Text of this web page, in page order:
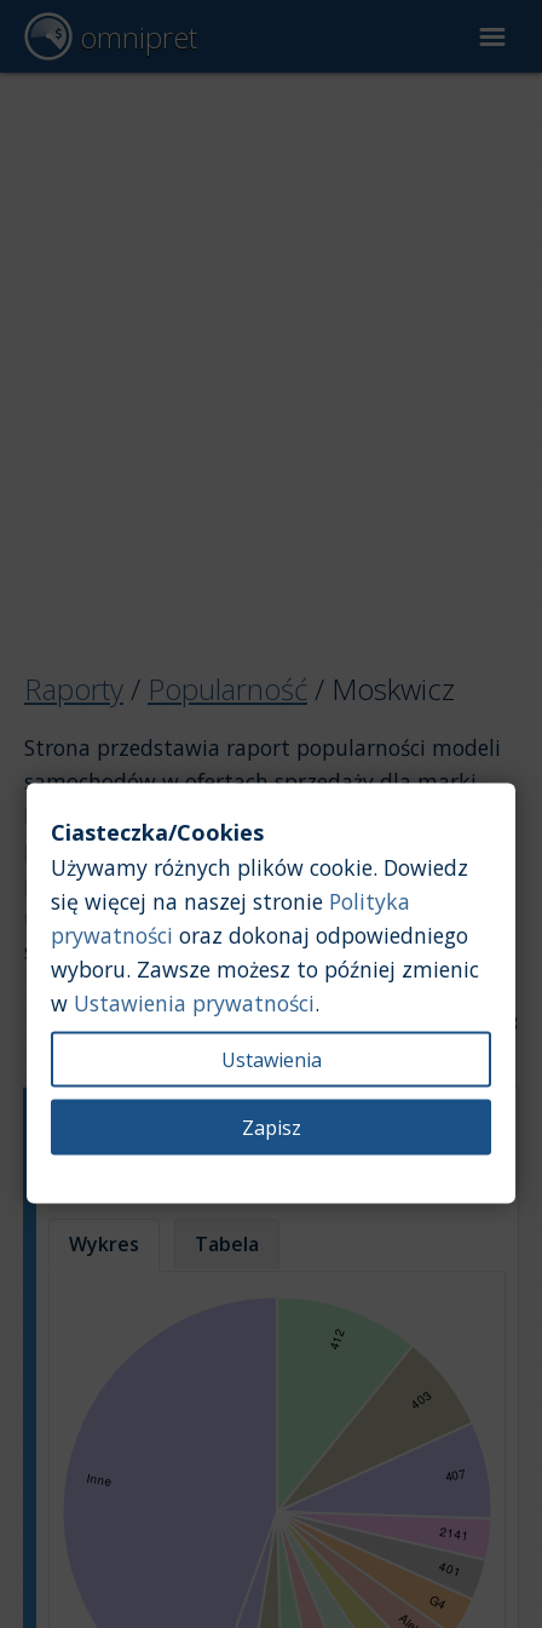
omnipret
Raporty / Popularność / Moskwicz
Strona przedstawia raport popularności modeli
samochodów w ofertach sprzedaży dla marki
podstawie ogłoszeń. Jeśli chcesz zobaczyć
popularność marki Moskwicz na tle innych
marek, kliknij w link powyżej, aby wrócić do
strony raportu ogólnego.
Data aktualizacji: 2026-07-28
Popularność poszczególnych modeli
samochodów w ofertach sprzedaży
Wykres Tabela
Ciasteczka/Cookies
Używamy różnych plików cookie. Dowiedz
się więcej na naszej stronie Polityka
prywatności oraz dokonaj odpowiedniego
wyboru. Zawsze możesz to później zmienic
w Ustawienia prywatności.
Ustawienia
Zapisz